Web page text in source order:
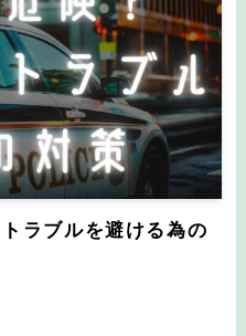
ラブルを避ける為の